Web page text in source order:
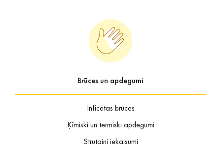
Brūces un apdegumi
Inficētas brūces
Ķīmiski un termiski apdegumi
Strutaini iekaisumi